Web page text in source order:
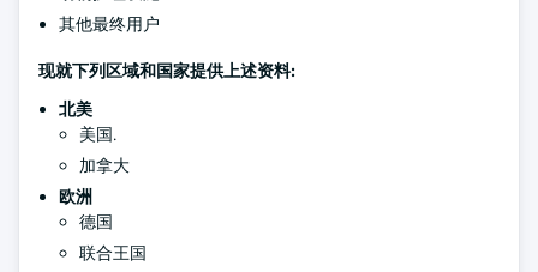
其他最终用户
现就下列区域和国家提供上述资料:
北美
美国.
加拿大
欧洲
德国
联合王国